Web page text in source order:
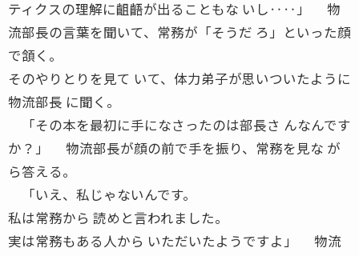
ティクスの理解に齟齬が出ることもな いし‥‥」 物
流部長の言葉を聞いて、常務が「そうだ ろ」といった顔
で頷く。
そのやりとりを見て いて、体力弟子が思いついたように
物流部長 に聞く。
「その本を最初に手になさったのは部長さ んなんです
か？」 物流部長が顔の前で手を振り、常務を見な が
ら答える。
「いえ、私じゃないんです。
私は常務から 読めと言われました。
実は常務もある人から いただいたようですよ」 物流